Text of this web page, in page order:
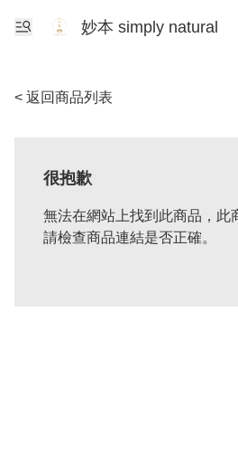
妙本 simply natural
< 返回商品列表
很抱歉
無法在網站上找到此商品，此
請檢查商品連結是否正確。